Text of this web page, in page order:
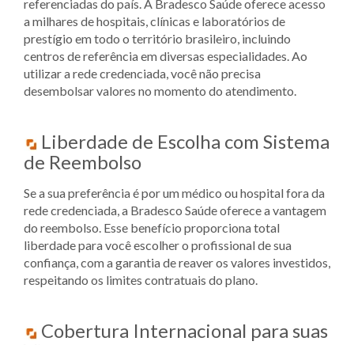
referenciadas do país. A Bradesco Saúde oferece acesso
a milhares de hospitais, clínicas e laboratórios de
prestígio em todo o território brasileiro, incluindo
centros de referência em diversas especialidades. Ao
utilizar a rede credenciada, você não precisa
desembolsar valores no momento do atendimento.
Liberdade de Escolha com Sistema
de Reembolso
Se a sua preferência é por um médico ou hospital fora da
rede credenciada, a Bradesco Saúde oferece a vantagem
do reembolso. Esse benefício proporciona total
liberdade para você escolher o profissional de sua
confiança, com a garantia de reaver os valores investidos,
respeitando os limites contratuais do plano.
Cobertura Internacional para suas